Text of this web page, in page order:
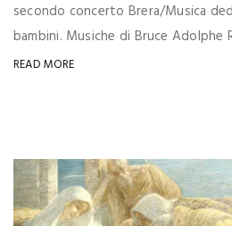
secondo concerto Brera/Musica
bambini. Musiche di Bruce Adolphe
READ MORE